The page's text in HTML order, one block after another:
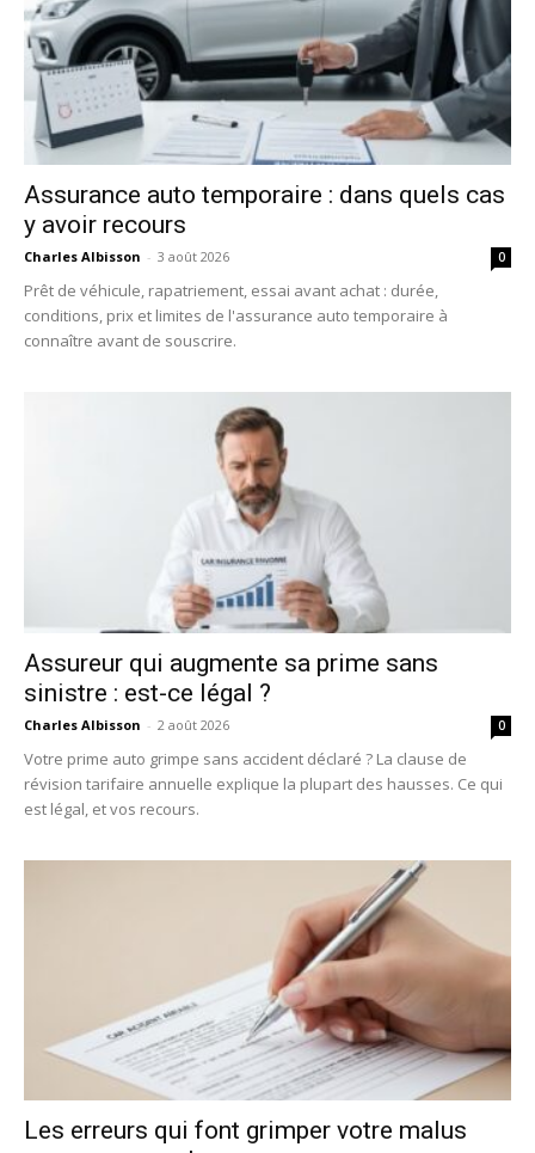
Assurance auto temporaire : dans quels cas
y avoir recours
Charles Albisson - 3 août 2026 0
Prêt de véhicule, rapatriement, essai avant achat : durée,
conditions, prix et limites de l'assurance auto temporaire à
connaître avant de souscrire.
Assureur qui augmente sa prime sans
sinistre : est-ce légal ?
Charles Albisson - 2 août 2026 0
Votre prime auto grimpe sans accident déclaré ? La clause de
révision tarifaire annuelle explique la plupart des hausses. Ce qui
est légal, et vos recours.
Les erreurs qui font grimper votre malus